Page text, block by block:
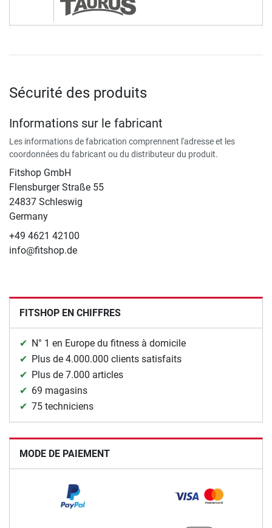
Sécurité des produits
Informations sur le fabricant
Les informations de fabrication comprennent l'adresse et les
coordonnées du fabricant ou du distributeur du produit.
Fitshop GmbH
Flensburger Straße 55
24837 Schleswig
Germany
+49 4621 42100
info@fitshop.de
FITSHOP EN CHIFFRES
N° 1 en Europe du fitness à domicile
Plus de 4.000.000 clients satisfaits
Plus de 7.000 articles
69 magasins
75 techniciens
MODE DE PAIEMENT